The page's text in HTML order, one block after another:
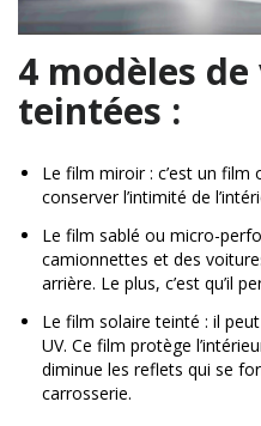
4 modèles
teintées :
Le film miroir : c’est un film
conserver l’intimité de
Le film sablé ou micro-
camionnettes et des
arrière. Le plus, c’est qu’il
Le film solaire teinté : il
UV. Ce film protège
diminue les reflets qui se
carrosserie.